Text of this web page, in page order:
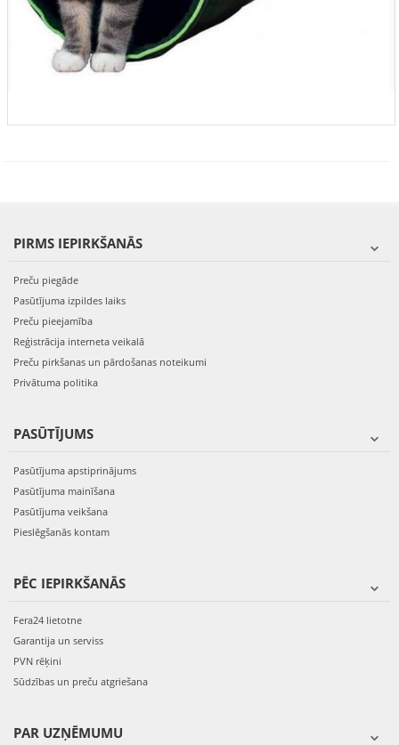
PIRMS IEPIRKŠANĀS
Preču piegāde
Pasūtījuma izpildes laiks
Preču pieejamība
Reģistrācija interneta veikalā
Preču pirkšanas un pārdošanas noteikumi
Privātuma politika
PASŪTĪJUMS
Pasūtījuma apstiprinājums
Pasūtījuma mainīšana
Pasūtījuma veikšana
Pieslēgšanās kontam
PĒC IEPIRKŠANĀS
Fera24 lietotne
Garantija un serviss
PVN rēķini
Sūdzības un preču atgriešana
PAR UZŅĒMUMU